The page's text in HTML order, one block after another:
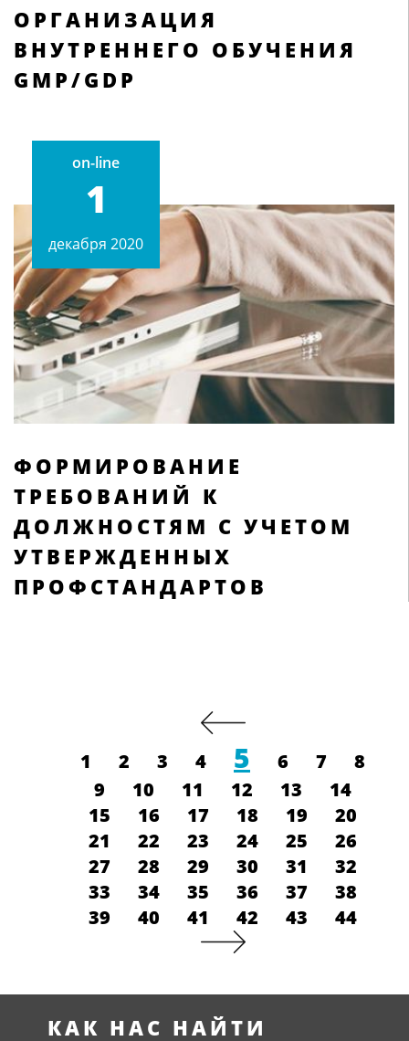
ОРГАНИЗАЦИЯ
ВНУТРЕННЕГО ОБУЧЕНИЯ
GMP/GDP
on-line
1
декабря 2020
ФОРМИРОВАНИЕ
ТРЕБОВАНИЙ К
ДОЛЖНОСТЯМ С УЧЕТОМ
УТВЕРЖДЕННЫХ
ПРОФСТАНДАРТОВ
1 2 3 4 5 6 7
8
9
10 11 12 13
14
15
16 17 18 19
20
21
22 23 24 25
26
27
28 29 30 31
32
33
34 35 36 37
38
39
40 41 42 43 44
КАК НАС НАЙТИ